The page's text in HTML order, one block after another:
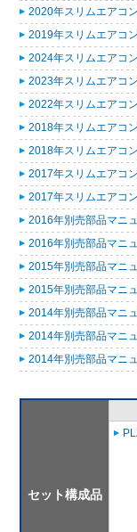
2020年スリムエアコ
2019年スリムエアコ
2024年スリムエアコ
2023年スリムエアコ
2022年スリムエアコ
2018年スリムエアコ
2018年スリムエアコ
2017年スリムエアコ
2017年スリムエアコ
2016年別売部品マニ
2016年別売部品マニ
2015年別売部品マニ
2015年別売部品マニ
2014年別売部品マニ
2014年別売部品マニ
2014年別売部品マニ
セット構成品